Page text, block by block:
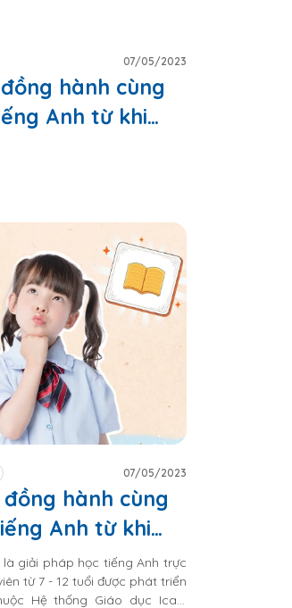
07/05/2023
hành cùng
Anh từ khi
07/05/2023
hành cùng
Anh từ khi
giải pháp học tiếng Anh trực
từ 7 - 12 tuổi được phát triển
Hệ thống Giáo dục Ican,